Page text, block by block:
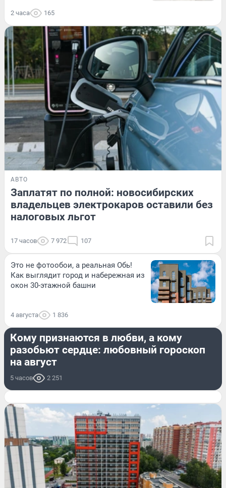
2 часа 165
АВТО
Заплатят по полной: новосибирских
владельцев электрокаров оставили без
налоговых льгот
17 часов 7 972 107
Это не фотообои, а реальная Обь!
Как выглядит город и набережная из
окон 30-этажной башни
4 августа 1 836
ОН И ОНА
Кому признаются в любви, а кому
разобьют сердце: любовный гороскоп
на август
5 часов 2 251